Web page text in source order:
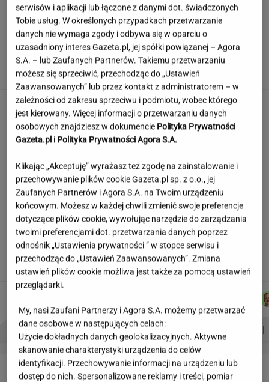
Ten quiz wiedzy ogólnej to solidny trening
umysłu! Przekroczysz 9/14?
To jeden z najczęstszych błędów przed
zagranicznym wyjazdem. O tym wiele osób
zapomina
MATERIAŁ PROMOCYJNY
Skłodowska na banknocie?
Zadecydowała interwencja polskiego ministra
SUBSKRYPCJA
Kulisy zmian w "halo tu polsat".
"Cichopek źle wypadła w badaniach"
PROBLEMY POLSKICH SIATKARZY ZNAK Z '30'
LETNIE OKAZJE
serwisów i aplikacji lub łączone z danymi dot. świadczonych
Tobie usług. W określonych przypadkach przetwarzanie
danych nie wymaga zgody i odbywa się w oparciu o
uzasadniony interes Gazeta.pl, jej spółki powiązanej – Agora
S.A. – lub Zaufanych Partnerów. Takiemu przetwarzaniu
możesz się sprzeciwić, przechodząc do „Ustawień
Zaawansowanych” lub przez kontakt z administratorem – w
zależności od zakresu sprzeciwu i podmiotu, wobec którego
jest kierowany. Więcej informacji o przetwarzaniu danych
osobowych znajdziesz w dokumencie Polityka Prywatności
Gazeta.pl i Polityka Prywatności Agora S.A.
Klikając „Akceptuję” wyrażasz też zgodę na zainstalowanie i
przechowywanie plików cookie Gazeta.pl sp. z o.o., jej
Zaufanych Partnerów i Agora S.A. na Twoim urządzeniu
końcowym. Możesz w każdej chwili zmienić swoje preferencje
dotyczące plików cookie, wywołując narzędzie do zarządzania
twoimi preferencjami dot. przetwarzania danych poprzez
odnośnik „Ustawienia prywatności ” w stopce serwisu i
przechodząc do „Ustawień Zaawansowanych”. Zmiana
ustawień plików cookie możliwa jest także za pomocą ustawień
przeglądarki.
My, nasi Zaufani Partnerzy i Agora S.A. możemy przetwarzać
dane osobowe w następujących celach:
Użycie dokładnych danych geolokalizacyjnych. Aktywne
skanowanie charakterystyki urządzenia do celów
identyfikacji. Przechowywanie informacji na urządzeniu lub
dostęp do nich. Spersonalizowane reklamy i treści, pomiar